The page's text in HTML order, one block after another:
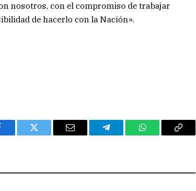
nosotros, con el compromiso de trabajar
de hacerlo con la Nación».
Twitter Email Telegram WhatsAppCopy